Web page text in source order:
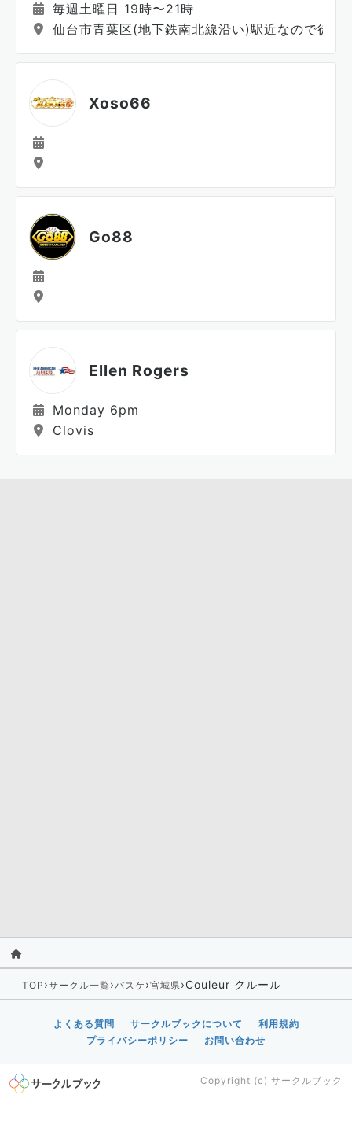
毎週土曜日 19時〜21時
仙台市青葉区(地下鉄南北線沿い)駅近なので徒歩
Xoso66
Go88
Ellen Rogers
Monday 6pm
Clovis
TOP ›サークル一覧›バスケ ›宮城県›Couleur クルール
よくある質問 サークルブックについて
利用規約
プライバシーポリシー
お問い合わせ
Copyright (c) サークルブック